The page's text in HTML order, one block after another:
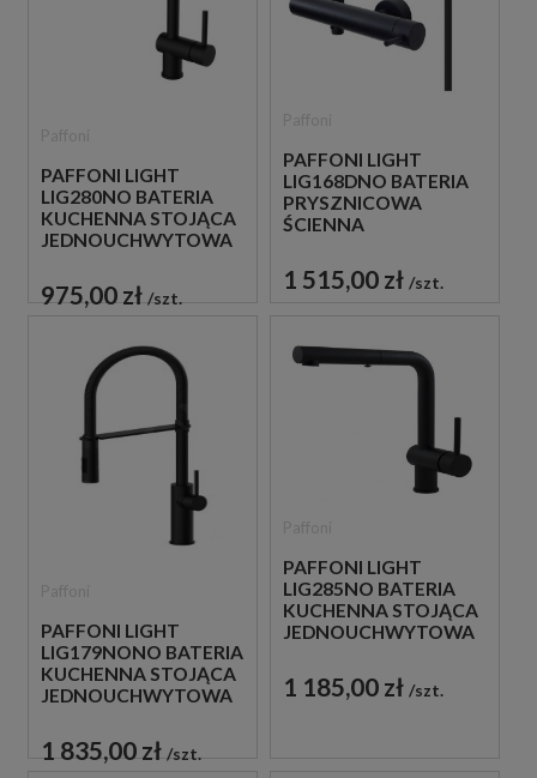
PAFFONI LIGHT
LIG280NO BATERIA
KUCHENNA STOJĄCA
JEDNOUCHWYTOWA
975,00 zł szt.
PAFFONI LIGHT
LIG168DNO BATERIA
PRYSZNICOWA
ŚCIENNA
CZARNA
1 515,00 zł szt.
PAFFONI LIGHT
LIG179NONO BATERIA
KUCHENNA STOJĄCA
JEDNOUCHWYTOWA
1 835,00 zł szt.
PAFFONI LIGHT
LIG285NO BATERIA
KUCHENNA STOJĄCA
JEDNOUCHWYTOWA
1 185,00 zł szt.